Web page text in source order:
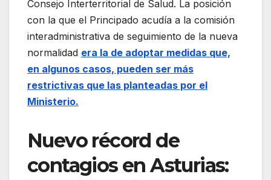
Consejo Interterritorial de Salud. La posición
con la que el Principado acudía a la comisión
interadministrativa de seguimiento de la nueva
normalidad era la de adoptar medidas que,
en algunos casos, pueden ser más
restrictivas que las planteadas por el
Ministerio.
Nuevo récord de
contagios en Asturias: